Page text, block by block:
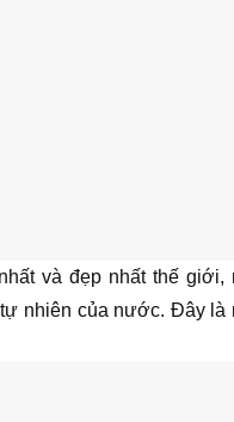
và đẹp nhất thế
nhiên của nước. Đây là